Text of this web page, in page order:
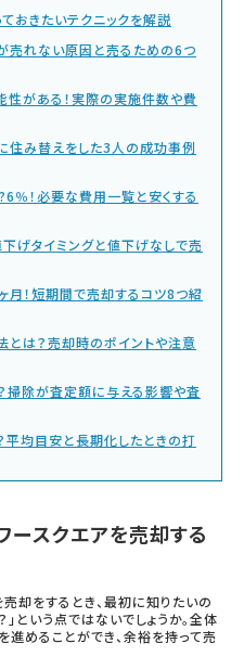
おきたいテクニックを解説
売れない原因と売るための6つ
性がある！実際の実施件数や費
住み替えをした3人の成功事例
！必要な費用一覧と安くする
げタイミングと値下げなしで売
！短期間で売却するコツ8つ紹
とは？売却時のポイントや注意
掃除が査定額に与える影響や査
平均目安と長期化したときの打
ースクエアを売却する
却をするとき、最初に知りたいの
という点ではないでしょうか。全体
進めることができ、余裕を持って売